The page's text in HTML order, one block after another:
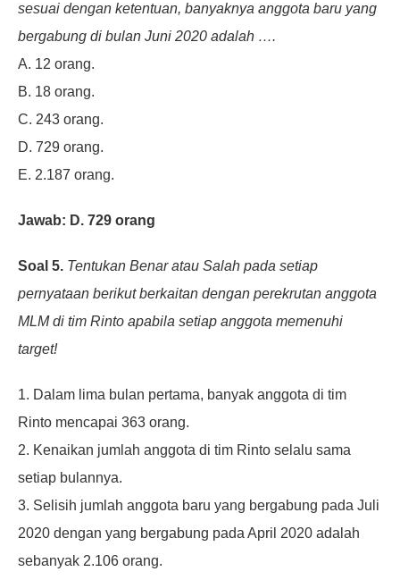
sesuai dengan ketentuan, banyaknya anggota baru yang
bergabung di bulan Juni 2020 adalah ….
A. 12 orang.
B. 18 orang.
C. 243 orang.
D. 729 orang.
E. 2.187 orang.
Jawab: D. 729 orang
Soal 5. Tentukan Benar atau Salah pada setiap
pernyataan berikut berkaitan dengan perekrutan anggota
MLM di tim Rinto apabila setiap anggota memenuhi
target!
1. Dalam lima bulan pertama, banyak anggota di tim
Rinto mencapai 363 orang.
2. Kenaikan jumlah anggota di tim Rinto selalu sama
setiap bulannya.
3. Selisih jumlah anggota baru yang bergabung pada Juli
2020 dengan yang bergabung pada April 2020 adalah
sebanyak 2.106 orang.